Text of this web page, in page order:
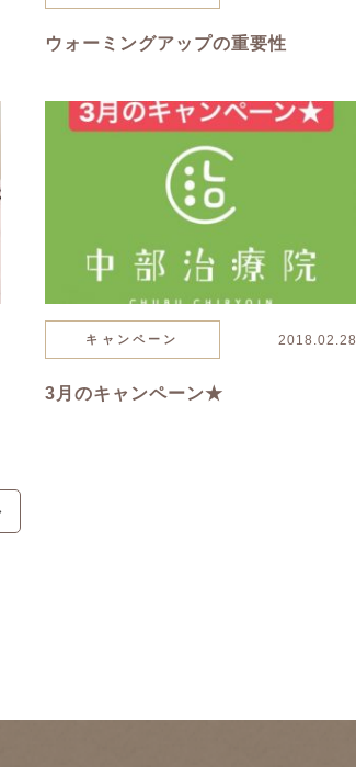
ウォーミングアップの重要性
キャンペーン 2018.02.28
3月のキャンペーン★